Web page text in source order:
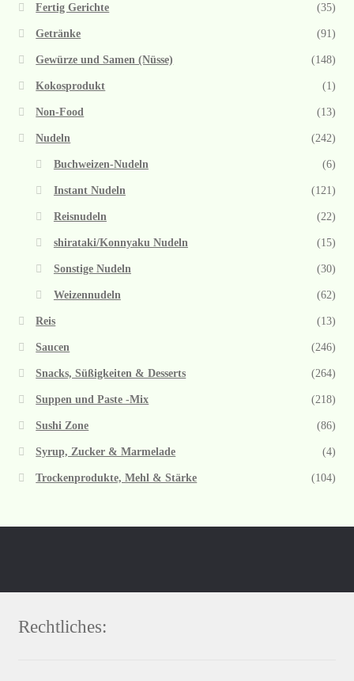
Fertig Gerichte (35)
Getränke (91)
Gewürze und Samen (Nüsse) (148)
Kokosprodukt (1)
Non-Food (13)
Nudeln (242)
Buchweizen-Nudeln (6)
Instant Nudeln (121)
Reisnudeln (22)
shirataki/Konnyaku Nudeln (15)
Sonstige Nudeln (30)
Weizennudeln (62)
Reis (13)
Saucen (246)
Snacks, Süßigkeiten & Desserts (264)
Suppen und Paste -Mix (218)
Sushi Zone (86)
Syrup, Zucker & Marmelade (4)
Trockenprodukte, Mehl & Stärke (104)
Rechtliches: